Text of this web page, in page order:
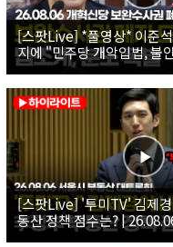
[스팟Live] *풀영상* 이준
지에 "민주당 개악입법, 불
26.08.06 개혁신당 보완수사
[스팟Live] '투미TV' 김제
동산 정책 점수는? |
대토론회